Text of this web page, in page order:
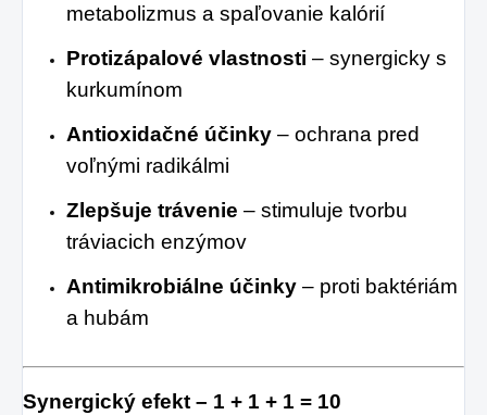
metabolizmus a spaľovanie kalórií
Protizápalové vlastnosti – synergicky s
kurkumínom
Antioxidačné účinky – ochrana pred
voľnými radikálmi
Zlepšuje trávenie – stimuluje tvorbu
tráviacich enzýmov
Antimikrobiálne účinky – proti baktériám
a hubám
Synergický efekt – 1 + 1 + 1 = 10